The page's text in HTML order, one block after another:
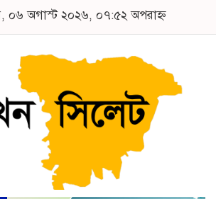
০৬ অগাস্ট ২০২৬, ০৭:৫২ অপরাহ্ন